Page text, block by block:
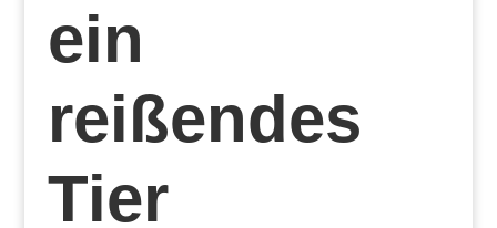
ein
reißendes
Tier